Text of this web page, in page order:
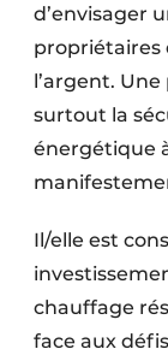
d’envisager
propriétaires
l’argent.
surtout la
énergétique
Il/elle est
chauffage
face aux